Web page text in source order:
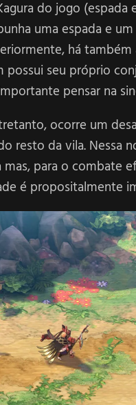
do jogo
uma espada e
há
possui seu próprio
pensar na
ocorre um
resto da vila. Nessa
para o combate
é propositalmente